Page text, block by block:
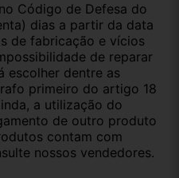
Código de Defesa do
dias a partir da data
de fabricação e vícios
de reparar
escolher dentre as
primeiro do artigo 18
a utilização do
de outro produto
contam com
nossos vendedores.